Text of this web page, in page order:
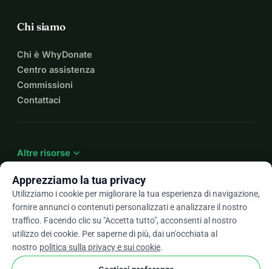
Chi siamo
Chi è WhyDonate
Centro assistenza
Commissioni
Contattaci
Altre risorse expand_more
It arrow_drop_down
★★★★★4,9 / 5 basato su oltre 500 recensioni
Apprezziamo la tua privacy
Utilizziamo i cookie per migliorare la tua esperienza di navigazione,
fornire annunci o contenuti personalizzati e analizzare il nostro
traffico. Facendo clic su "Accetta tutto", acconsenti al nostro
utilizzo dei cookie. Per saperne di più, dai un'occhiata al
nostro politica sulla privacy e sui cookie.